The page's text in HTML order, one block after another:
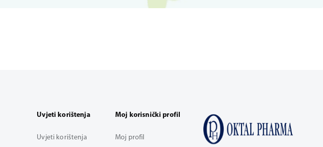
Uvjeti korištenja
Uvjeti korištenja
Moj korisnički profil
Moj profil